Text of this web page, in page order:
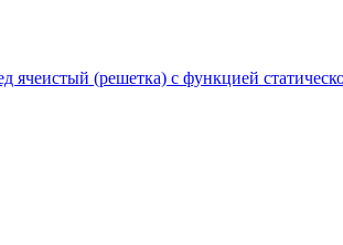
(решетка) с функцией